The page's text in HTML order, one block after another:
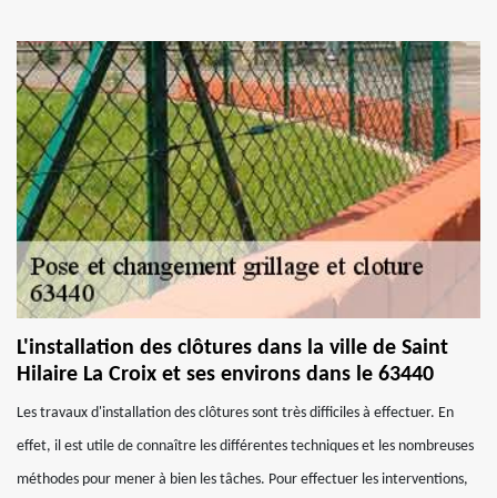
L'installation des clôtures dans la ville de Saint
Hilaire La Croix et ses environs dans le 63440
Les travaux d'installation des clôtures sont très difficiles à effectuer. En
effet, il est utile de connaître les différentes techniques et les nombreuses
méthodes pour mener à bien les tâches. Pour effectuer les interventions,